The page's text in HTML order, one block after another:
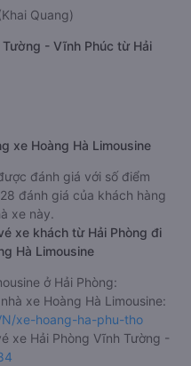
Quang)
- Vĩnh Phúc từ Hải
xe Hoàng Hà Limousine
đánh giá với số điểm
đánh giá của khách hàng
xe này.
xe khách từ Hải Phòng đi
Hà Limousine
ở Hải Phòng:
xe Hoàng Hà Limousine:
xe-hoang-ha-phu-tho
xe Hải Phòng Vĩnh Tường -